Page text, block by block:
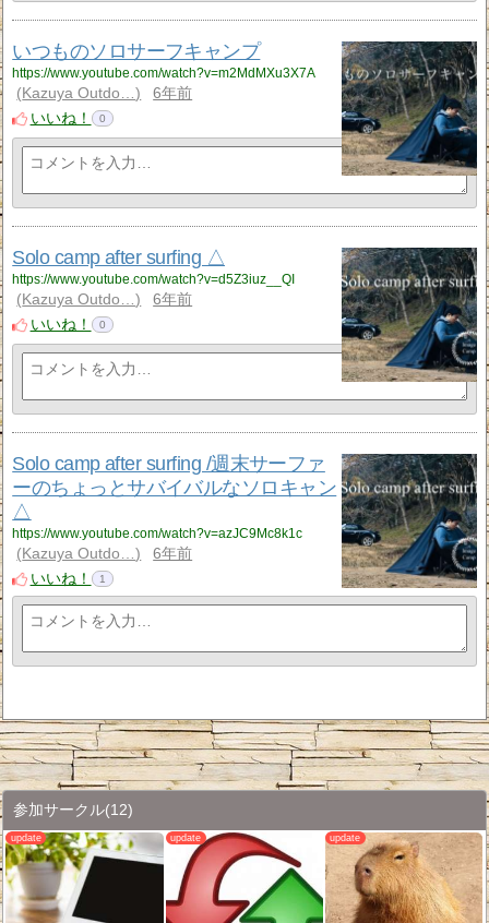
いつものソロサーフキャンプ
https://www.youtube.com/watch?v=m2MdMXu3X7A
Kazuya Outdo…
6年前
いいね！
0
Solo camp after surfing △
https://www.youtube.com/watch?v=d5Z3iuz__QI
Kazuya Outdo…
6年前
いいね！
0
Solo camp after surfing /週末サーファ
ーのちょっとサバイバルなソロキャン
△
https://www.youtube.com/watch?v=azJC9Mc8k1c
Kazuya Outdo…
6年前
いいね！
1
参加サークル(12)